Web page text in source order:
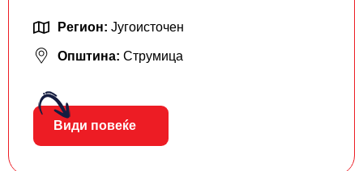
Регион: Југоисточен
Општина: Струмица
Види повеќе